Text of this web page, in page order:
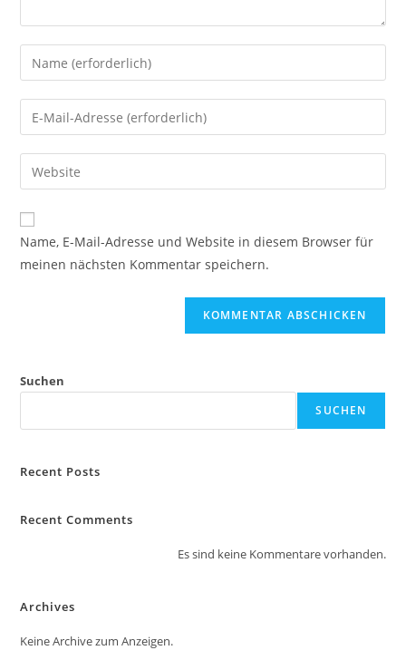
Gib
deinen
Namen
oder
zum
Kommentieren
ein
Gib
deine
E-
Mail-
zum
Kommentieren
ein
Gib
deine
Website-
URL
Name, E-Mail-Adresse und Website in diesem Browser für
meinen nächsten Kommentar speichern.
Suchen
SUCHEN
Recent Posts
Recent Comments
Es sind keine Kommentare vorhanden.
Archives
Keine Archive zum Anzeigen.